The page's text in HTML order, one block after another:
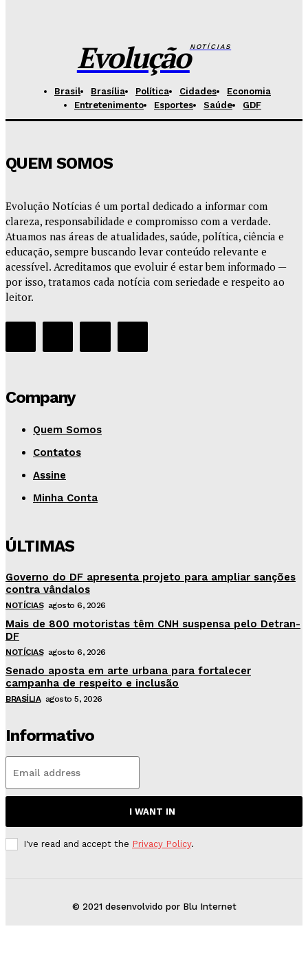
EvoluçãoNOTÍCIAS
Brasil Brasília Política Cidades
Economia
Entretenimento
Esportes Saúde GDF
QUEM SOMOS
Evolução Notícias é um portal dedicado a informar com
clareza, responsabilidade e compromisso com a verdade.
Atuamos nas áreas de atualidades, saúde, política, ciência e
educação, sempre buscando levar conteúdo relevante e
acessível. Acreditamos que evoluir é estar bem informado —
por isso, tratamos cada notícia com seriedade e respeito ao
leitor.
Company
Quem Somos
Contatos
Assine
Minha Conta
ÚLTIMAS
Governo do DF apresenta projeto para ampliar sanções
contra vândalos
NOTÍCIAS agosto 6, 2026
Mais de 800 motoristas têm CNH suspensa pelo Detran-
DF
NOTÍCIAS agosto 6, 2026
Senado aposta em arte urbana para fortalecer
campanha de respeito e inclusão
BRASÍLIA agosto 5, 2026
Informativo
I WANT IN
I've read and accept the Privacy Policy.
© 2021 desenvolvido por Blu Internet